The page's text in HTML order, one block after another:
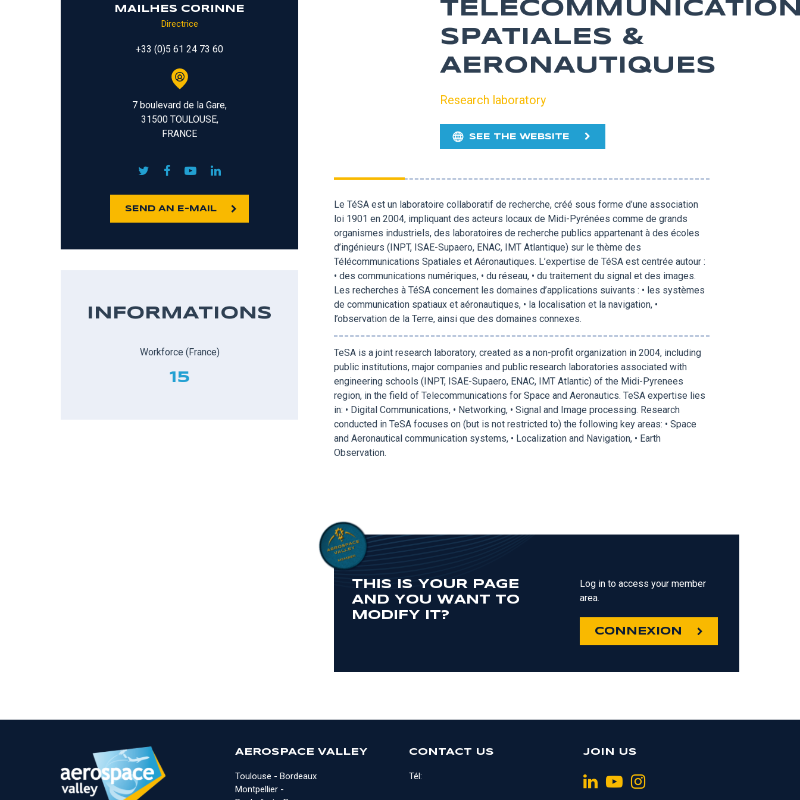
MAILHES CORINNE
Directrice
+33 (0)5 61 24 73 60
7 boulevard de la Gare,
31500 TOULOUSE,
FRANCE
SEND AN E-MAIL
INFORMATIONS
Workforce (France)
15
SPATIALES &
AERONAUTIQUES
Research laboratory
SEE THE WEBSITE
Le TéSA est un laboratoire collaboratif de recherche, créé sous forme d’une association
loi 1901 en 2004, impliquant des acteurs locaux de Midi-Pyrénées comme de grands
organismes industriels, des laboratoires de recherche publics appartenant à des écoles
d’ingénieurs (INPT, ISAE-Supaero, ENAC, IMT Atlantique) sur le thème des
Télécommunications Spatiales et Aéronautiques. L’expertise de TéSA est centrée autour :
• des communications numériques, • du réseau, • du traitement du signal et des images.
Les recherches à TéSA concernent les domaines d’applications suivants : • les systèmes
de communication spatiaux et aéronautiques, • la localisation et la navigation, •
l’observation de la Terre, ainsi que des domaines connexes.
TeSA is a joint research laboratory, created as a non-profit organization in 2004, including
public institutions, major companies and public research laboratories associated with
engineering schools (INPT, ISAE-Supaero, ENAC, IMT Atlantic) of the Midi-Pyrenees
region, in the field of Telecommunications for Space and Aeronautics. TeSA expertise lies
in: • Digital Communications, • Networking, • Signal and Image processing. Research
conducted in TeSA focuses on (but is not restricted to) the following key areas: • Space
and Aeronautical communication systems, • Localization and Navigation, • Earth
Observation.
THIS IS YOUR PAGE
AND YOU WANT TO
MODIFY IT?
Log in to access your member
area.
CONNEXION
AEROSPACE VALLEY
Toulouse - Bordeaux
Montpellier -
CONTACT US
Tél:
JOIN US